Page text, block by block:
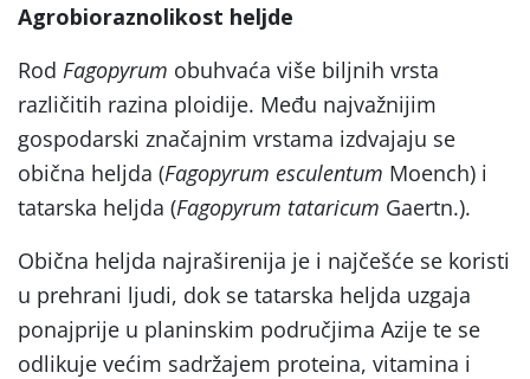
Agrobioraznolikost heljde
Rod Fagopyrum obuhvaća više biljnih vrsta
različitih razina ploidije. Među najvažnijim
gospodarski značajnim vrstama izdvajaju se
obična heljda (Fagopyrum esculentum Moench) i
tatarska heljda (Fagopyrum tataricum Gaertn.).
Obična heljda najraširenija je i najčešće se koristi
u prehrani ljudi, dok se tatarska heljda uzgaja
ponajprije u planinskim područjima Azije te se
odlikuje većim sadržajem proteina, vitamina i